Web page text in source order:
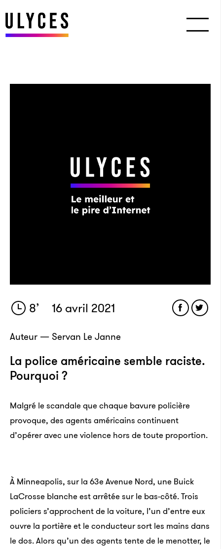
8’ 16 avril 2021
Auteur — Servan Le Janne
La police américaine semble raciste.
Pourquoi ?
Malgré le scandale que chaque bavure policière
provoque, des agents américains continuent
d’opérer avec une violence hors de toute proportion.
À Minneapolis, sur la 63e Avenue Nord, une Buick
LaCrosse blanche est arrêtée sur le bas-côté. Trois
policiers s’approchent de la voiture, l’un d’entre eux
ouvre la portière et le conducteur sort les mains dans
le dos. Alors qu’un des agents tente de le menotter, le